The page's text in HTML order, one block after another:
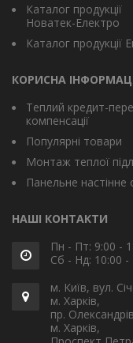
Каталог продукції
Новатек-Електро
Каталог продукції
КОРИСНА
Теплий кредит-
компенсації
Популярні товари
Монтаж теплої
Панельне настінне
НАШІ КОНТАКТИ
Пн - Пт: 9:00 -
Сб - Нд: 10:00 -
м. Київ, вул.
м. Харків,
пр.
м. Харків,